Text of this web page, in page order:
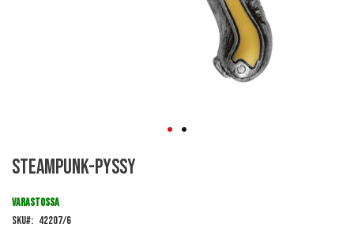
to
beginning
Steampunk-pyssy
VARASTOSSA
SKU
42207/6